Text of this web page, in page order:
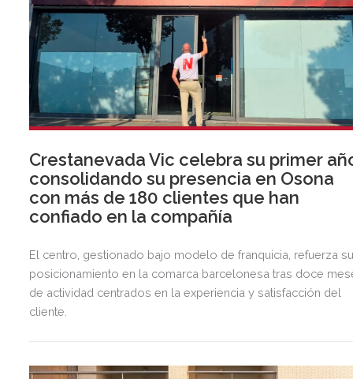
Crestanevada Vic celebra su primer
consolidando su presencia en Osona
con más de 180 clientes que han
confiado en la compañía
El centro, gestionado bajo modelo de franquicia, refuerza
posicionamiento en la comarca barcelonesa tras doce
de actividad centrados en la experiencia y satisfacción del
cliente.